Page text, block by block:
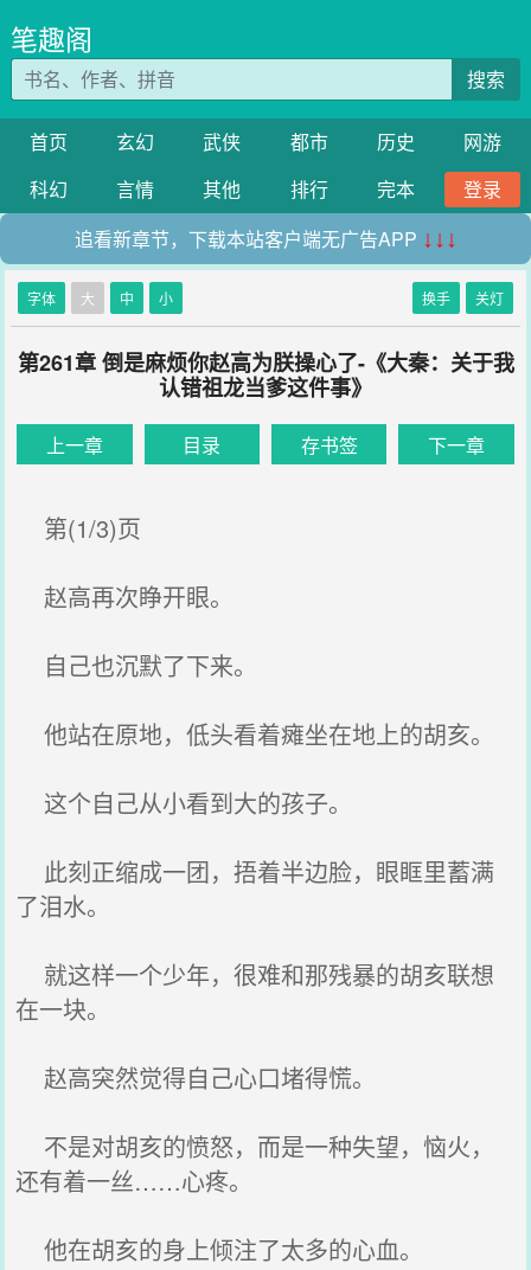
笔趣阁
搜索
首页 玄幻 武侠 都市 历史
网游
科幻
言情 其他 排行 完本
登录
追看新章节，下载本站客户端无广告APP ↓↓↓
字体 大 中 小 换手 关灯
第261章 倒是麻烦你赵高为朕操心了-《大秦：关于我
认错祖龙当爹这件事》
上一章 目录 存书签 下一章
第(1/3)页
赵高再次睁开眼。
自己也沉默了下来。
他站在原地，低头看着瘫坐在地上的胡亥。
这个自己从小看到大的孩子。
此刻正缩成一团，捂着半边脸，眼眶里蓄满
了泪水。
就这样一个少年，很难和那残暴的胡亥联想
在一块。
赵高突然觉得自己心口堵得慌。
不是对胡亥的愤怒，而是一种失望，恼火，
还有着一丝……心疼。
他在胡亥的身上倾注了太多的心血。